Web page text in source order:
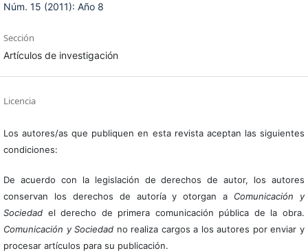
Núm. 15 (2011): Año 8
Sección
Artículos de investigación
Licencia
Los autores/as que publiquen en esta revista aceptan las siguientes
condiciones:
De acuerdo con la legislación de derechos de autor, los autores
conservan los derechos de autoría y otorgan a Comunicación y
Sociedadel derecho de primera comunicación pública de la obra.
Comunicación y Sociedad no realiza cargos a los autores por enviar y
procesar artículos para su publicación.